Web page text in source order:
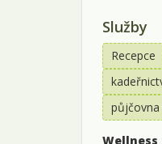
Služby
Recepce
půjčovna
Wellness